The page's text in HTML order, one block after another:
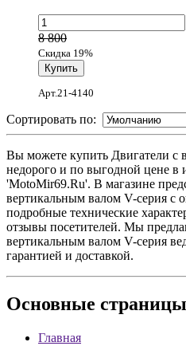
8 800
Скидка 19%
Арт.21-4140
Сортировать по:
Вы можете купить Двигатели с
недорого и по выгодной цене в
'MotoMir69.Ru'. В магазине
вертикальным валом V-серия с
подробные технические
отзывы посетителей. Мы
вертикальным валом V-серия
гарантией и доставкой.
Основные страницы
Главная